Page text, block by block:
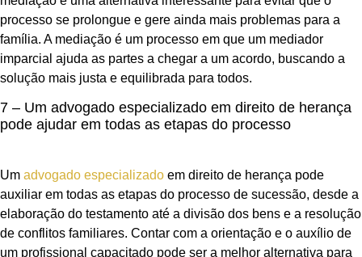
processo se prolongue e gere ainda mais problemas para a
família. A mediação é um processo em que um mediador
imparcial ajuda as partes a chegar a um acordo, buscando a
solução mais justa e equilibrada para todos.
7 – Um advogado especializado em direito de herança
pode ajudar em todas as etapas do processo
Um advogado especializado em direito de herança pode
auxiliar em todas as etapas do processo de sucessão, desde a
elaboração do testamento até a divisão dos bens e a resolução
de conflitos familiares. Contar com a orientação e o auxílio de
um profissional capacitado pode ser a melhor alternativa para